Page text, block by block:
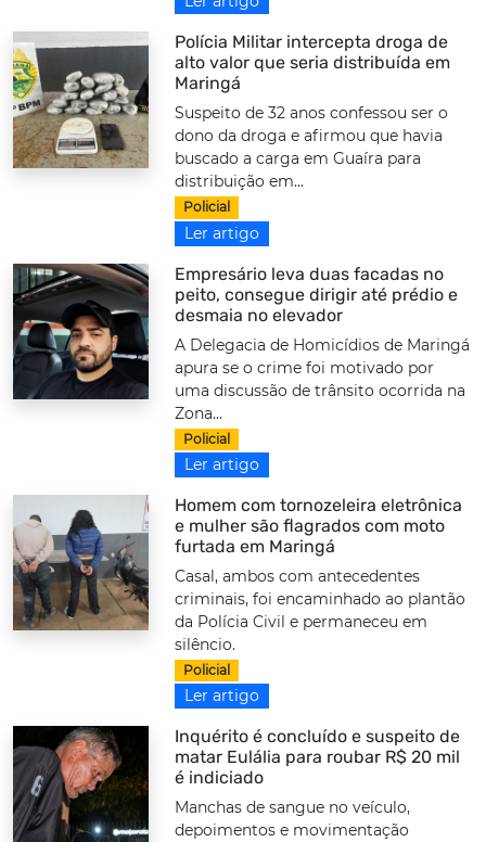
Polícia Militar intercepta droga de
alto valor que seria distribuída em
Maringá
Suspeito de 32 anos confessou ser o
dono da droga e afirmou que havia
buscado a carga em Guaíra para
distribuição em...
Policial
Ler artigo
Empresário leva duas facadas no
peito, consegue dirigir até prédio e
desmaia no elevador
A Delegacia de Homicídios de Maringá
apura se o crime foi motivado por
uma discussão de trânsito ocorrida na
Zona...
Policial
Ler artigo
Homem com tornozeleira eletrônica
e mulher são flagrados com moto
furtada em Maringá
Casal, ambos com antecedentes
criminais, foi encaminhado ao plantão
da Polícia Civil e permaneceu em
silêncio.
Policial
Ler artigo
Inquérito é concluído e suspeito de
matar Eulália para roubar R$ 20 mil
é indiciado
Manchas de sangue no veículo,
depoimentos e movimentação